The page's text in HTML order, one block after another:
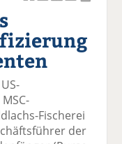
k
el
a
F
ac
e
k
el
t
er
n
k
n
k
k
m
ai
k
el
e
n
Fischerei
der